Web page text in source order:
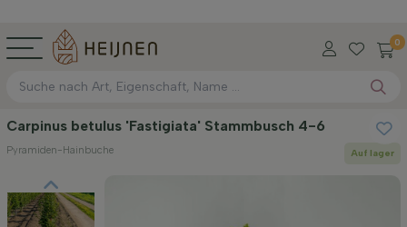
0
Carpinus betulus 'Fastigiata' Stammbusch 4-6
Pyramiden-Hainbuche Auf lager